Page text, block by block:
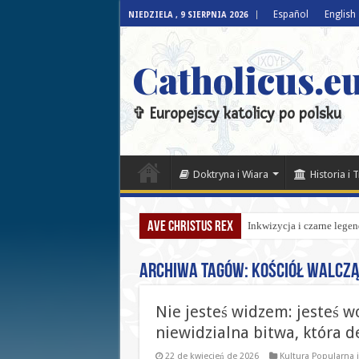
NIEDZIELA , 9 SIERPNIA 2026 Español English
✞ Europejscy katolicy po polsku
Doktryna i Wiara Historia i
Ave Christus Rex Inkwizycja i czarne
Archiwa tagów: Kościół
Nie jesteś widzem: jesteś
niewidzialna bitwa, która
22 de kwiecień de 2026 Kultura Popularna